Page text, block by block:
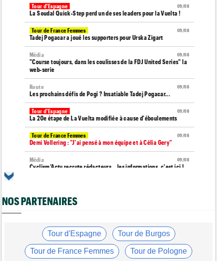
09/08
Tour d'Espagne
La Soudal Quick-Step perd un de ses leaders pour la Vuelta !
09/08
Tour de France Femmes
Tadej Pogacar a joué les supporters pour Urska Zigart
09/08
Média
"Course toujours, dans les coulisses de la FDJ United Series" la
web-serie
09/08
Route
Les prochains défis de Pogi ? Insatiable Tadej Pogacar...
09/08
Tour d'Espagne
La 20e étape de La Vuelta modifiée à cause d'éboulements
09/08
Tour de France Femmes
Demi Vollering : "J'ai pensé à mon équipe et à Célia Gery"
09/08
Média
Cyclism’Actu recrute rédacteurs… les informations, c'est ici !
août prochain
Tour de France Femmes
Vollering : "Niewiadoma ? Si elle parle de fair-play..."
NOS PARTENAIRES
Tour d'Espagne Tour de Burgos
Tour de France Femmes Tour de Pologne